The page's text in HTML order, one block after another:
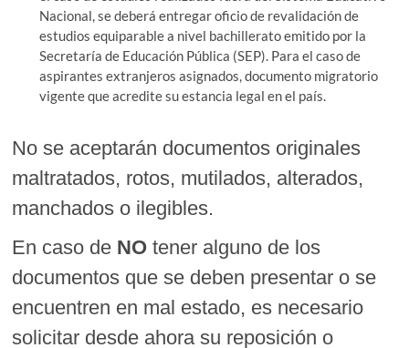
Nacional, se deberá entregar oficio de revalidación de
estudios equiparable a nivel bachillerato emitido por la
Secretaría de Educación Pública (SEP). Para el caso de
aspirantes extranjeros asignados, documento migratorio
vigente que acredite su estancia legal en el país.
No se aceptarán documentos originales
maltratados, rotos, mutilados, alterados,
manchados o ilegibles.
En caso de NO tener alguno de los
documentos que se deben presentar o se
encuentren en mal estado, es necesario
solicitar desde ahora su reposición o